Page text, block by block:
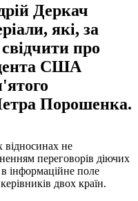
Деркач
які, за
про
США
Порошенка.
відносинах не
переговорів діючих
інформаційне поле
двох країн.